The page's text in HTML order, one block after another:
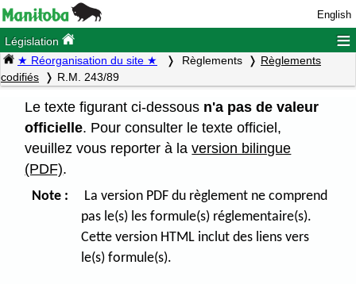
English
Législation ≡
★ Réorganisation du site ★ Règlements
Règlements
codifiés
R.M. 243/89
Le texte figurant ci-dessous n'a pas de valeur
officielle. Pour consulter le texte officiel,
veuillez vous reporter à laversion bilingue
(PDF).
Note : La version PDF du règlement ne comprend
pas le(s) les formule(s) réglementaire(s).
Cette version HTML inclut des liens vers
le(s) formule(s).